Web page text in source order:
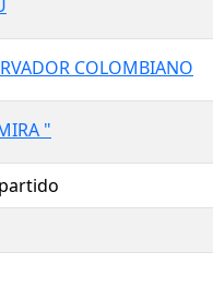
COLOMBIANO
"